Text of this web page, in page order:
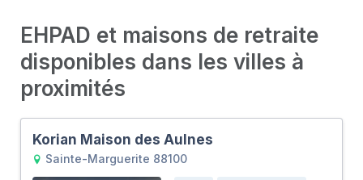
EHPAD et maisons de retraite
disponibles dans les villes à
proximités
Korian Maison des Aulnes
Sainte-Marguerite 88100